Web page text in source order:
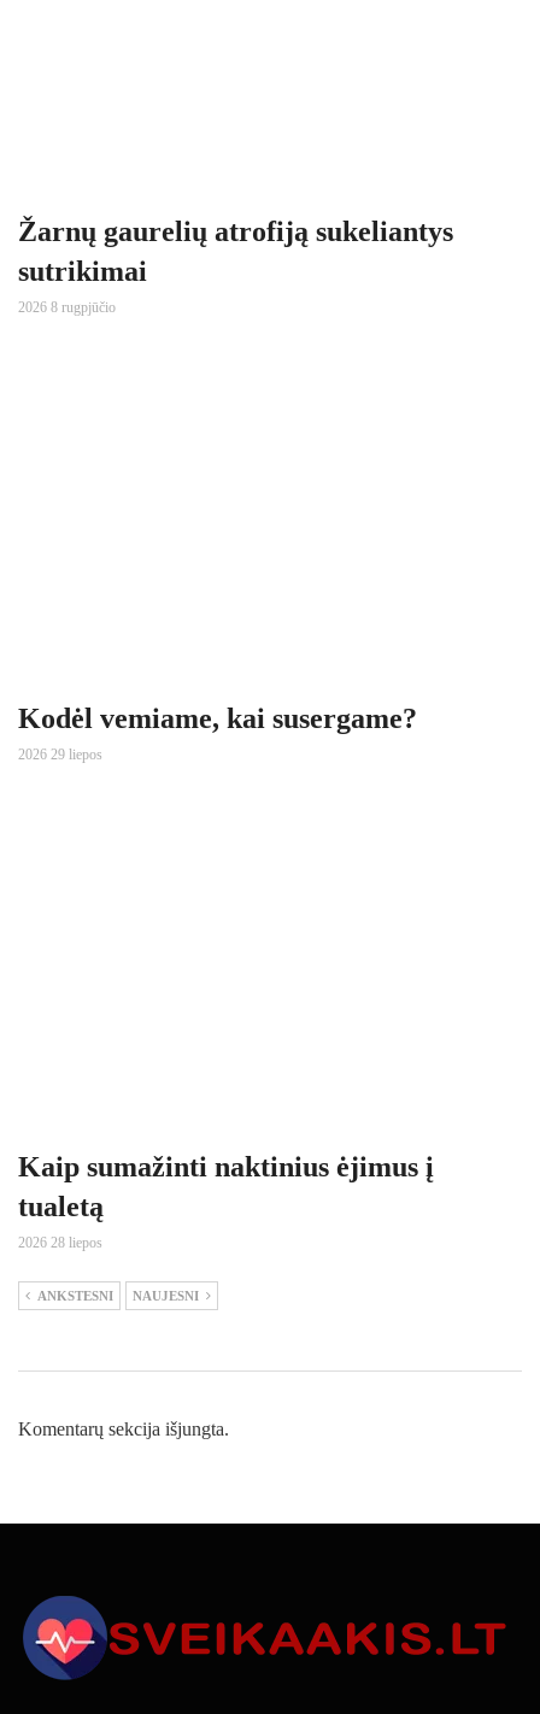
Žarnų gaurelių atrofiją sukeliantys
sutrikimai
2026 8 rugpjūčio
Kodėl vemiame, kai susergame?
2026 29 liepos
Kaip sumažinti naktinius ėjimus į
tualetą
2026 28 liepos
ANKSTESNI NAUJESNI
Komentarų sekcija išjungta.